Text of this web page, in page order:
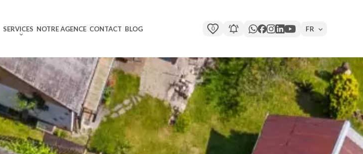
SERVICES NOTRE AGENCE CONTACT BLOG 0 FR